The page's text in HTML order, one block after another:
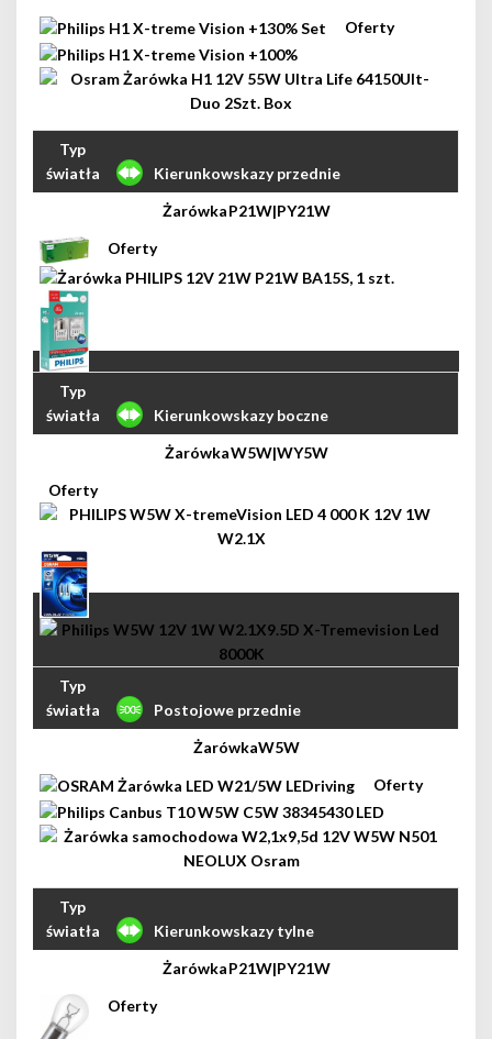
Kierunkowskazy przednie
P21W|PY21W
Kierunkowskazy boczne
W5W|WY5W
Postojowe przednie
W5W
Kierunkowskazy tylne
P21W|PY21W